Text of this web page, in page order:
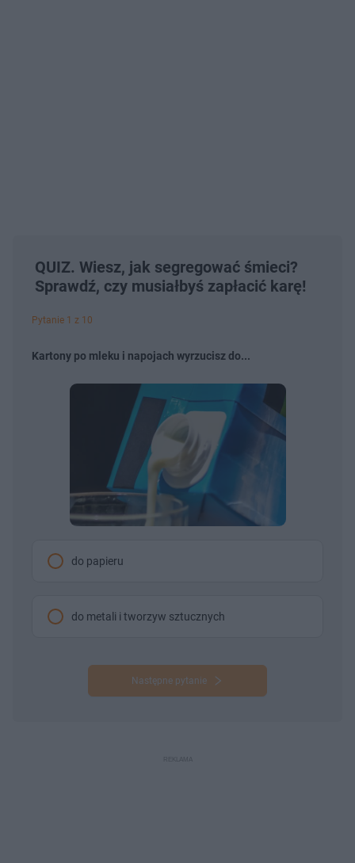
QUIZ. Wiesz, jak segregować śmieci?
Sprawdź, czy musiałbyś zapłacić karę!
Pytanie 1 z 10
Kartony po mleku i napojach wyrzucisz do...
do papieru
do metali i tworzyw sztucznych
Następne pytanie